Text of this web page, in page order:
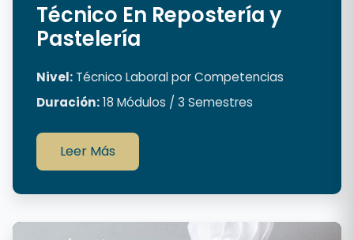
Técnico En Repostería y
Pastelería
Nivel: Técnico Laboral por Competencias
Duración:18 Módulos / 3 Semestres
Leer Más